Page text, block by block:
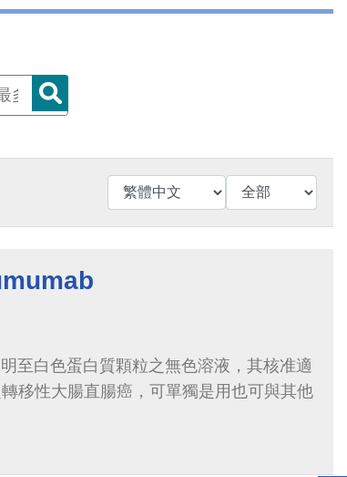
至白色蛋白質顆粒之無色溶液，其核准適
移性大腸直腸癌，可單獨是用也可與其他